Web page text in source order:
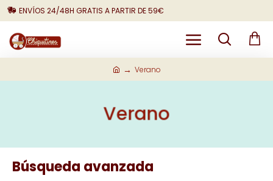
ENVÍOS 24/48H GRATIS A PARTIR DE 59€
Verano
Verano
Búsqueda avanzada